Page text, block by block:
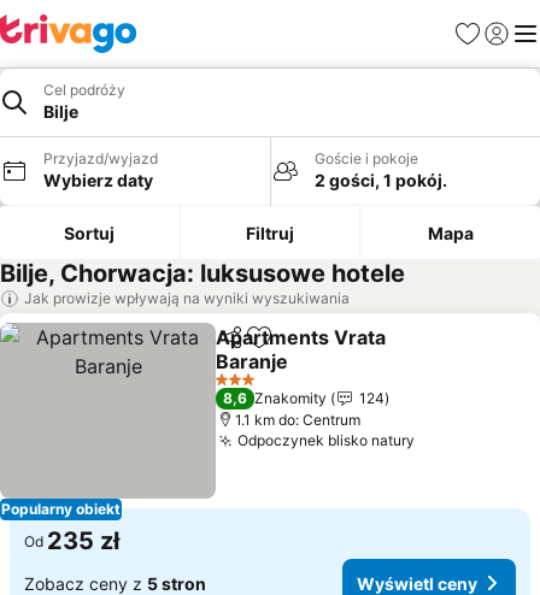
Ulubione
Cel podróży
Bilje
Przyjazd/wyjazd
Wybierz daty
Goście i pokoje
2 gości, 1 pokój.
Sortuj Filtruj Mapa
Bilje, Chorwacja: luksusowe hotele
Jak prowizje wpływają na wyniki wyszukiwania
Popularny obiekt
UdostępnijDodaj do ulubionych
Apartments Vrata
Baranje
3 Kategoria
8,6 Znakomity
124
1.1 km do: Centrum
Odpoczynek blisko natury
Od 235 zł
Zobacz ceny z 5 stron Wyświetl ceny